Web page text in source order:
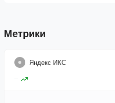
Метрики
Яндекс ИКС
–